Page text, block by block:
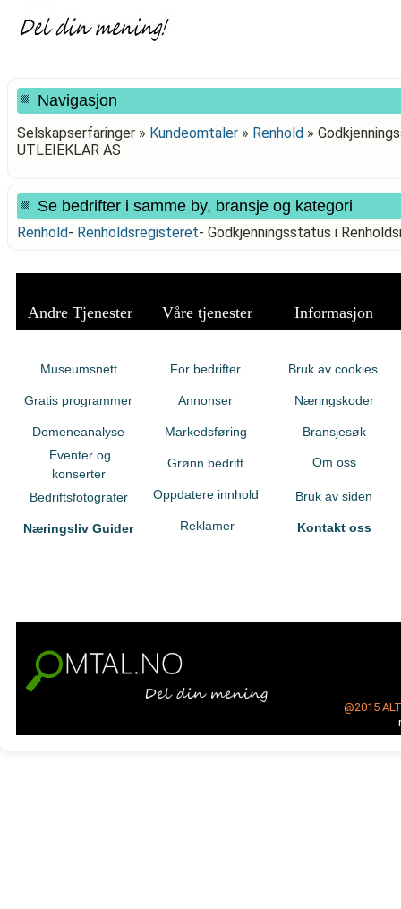
Navigasjon
Selskapserfaringer » Kundeomtaler » Renhold »
UTLEIEKLAR AS
Se bedrifter i samme by, bransje og kategori
Renhold- Renholdsregisteret- Godkjenningsstatus i
Andre Tjenester Våre tjenester Informasjon
Museumsnett
Gratis programmer
Domeneanalyse
Eventer og
konserter
Bedriftsfotografer
Næringsliv Guider
For bedrifter
Annonser
Markedsføring
Grønn bedrift
Oppdatere innhold
Reklamer
Bruk av cookies
Næringskoder
Bransjesøk
Om oss
Bruk av siden
Kontakt oss
@2015